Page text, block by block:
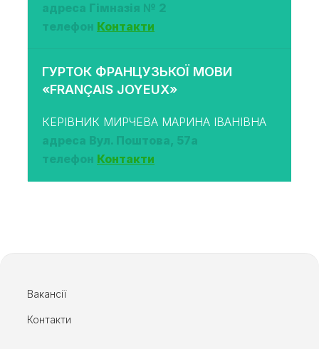
адреса Гімназія № 2
телефон Контакти
ГУРТОК ФРАНЦУЗЬКОЇ МОВИ
«FRANÇAIS JOYEUX»
КЕРІВНИК МИРЧЕВА МАРИНА ІВАНІВНА
адреса Вул. Поштова, 57а
телефон Контакти
Вакансії
Контакти